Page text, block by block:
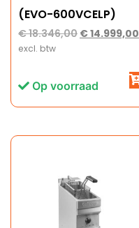
(EVO-600VCELP)
€18.346,00 €14.999,00
excl. btw
Op voorraad